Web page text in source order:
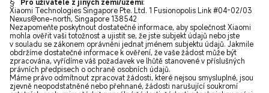
Xiaomi Technologies Singapore Pte. Ltd. 1 Fusionopolis Link #04-02/03
Nexus@one-north, Singapore 138542
Nezapomeňte poskytnout dostatečné informace, aby společnost Xiaomi
mohla ověřit vaši totožnost a ujistit se, že jste subjekt údajů nebo jste
v souladu se zákonem oprávněni jednat jménem subjektu údajů. Jakmile
obdržíme dostatečné informace k ověření, že vaše žádost může být
zpracována, vyřídíme váš požadavek ve lhůtě stanovené v příslušných
právních předpisech o ochraně osobních údajů.
Máme právo odmítnout zpracovat žádosti, které nejsou smysluplné, jsou
zjevně neopodstatněné nebo přehnané, žádosti narušující soukromí